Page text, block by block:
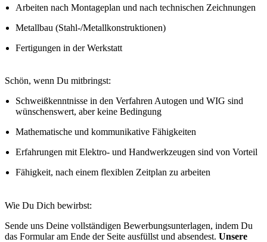
Arbeiten nach Montageplan und nach technischen Zeichnungen
Metallbau (Stahl-/Metallkonstruktionen)
Fertigungen in der Werkstatt
Schön, wenn Du mitbringst:
Schweißkenntnisse in den Verfahren Autogen und WIG sind
wünschenswert, aber keine Bedingung
Mathematische und kommunikative Fähigkeiten
Erfahrungen mit Elektro- und Handwerkzeugen sind von Vorteil
Fähigkeit, nach einem flexiblen Zeitplan zu arbeiten
Wie Du Dich bewirbst:
Sende uns Deine vollständigen Bewerbungsunterlagen, indem Du
das Formular am Ende der Seite ausfüllst und absendest. Unsere